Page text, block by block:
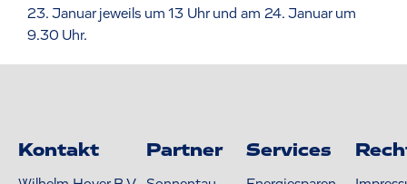
23. Januar jeweils um 13 Uhr und am 24. Januar um
9.30 Uhr.
Kontakt Partner Services